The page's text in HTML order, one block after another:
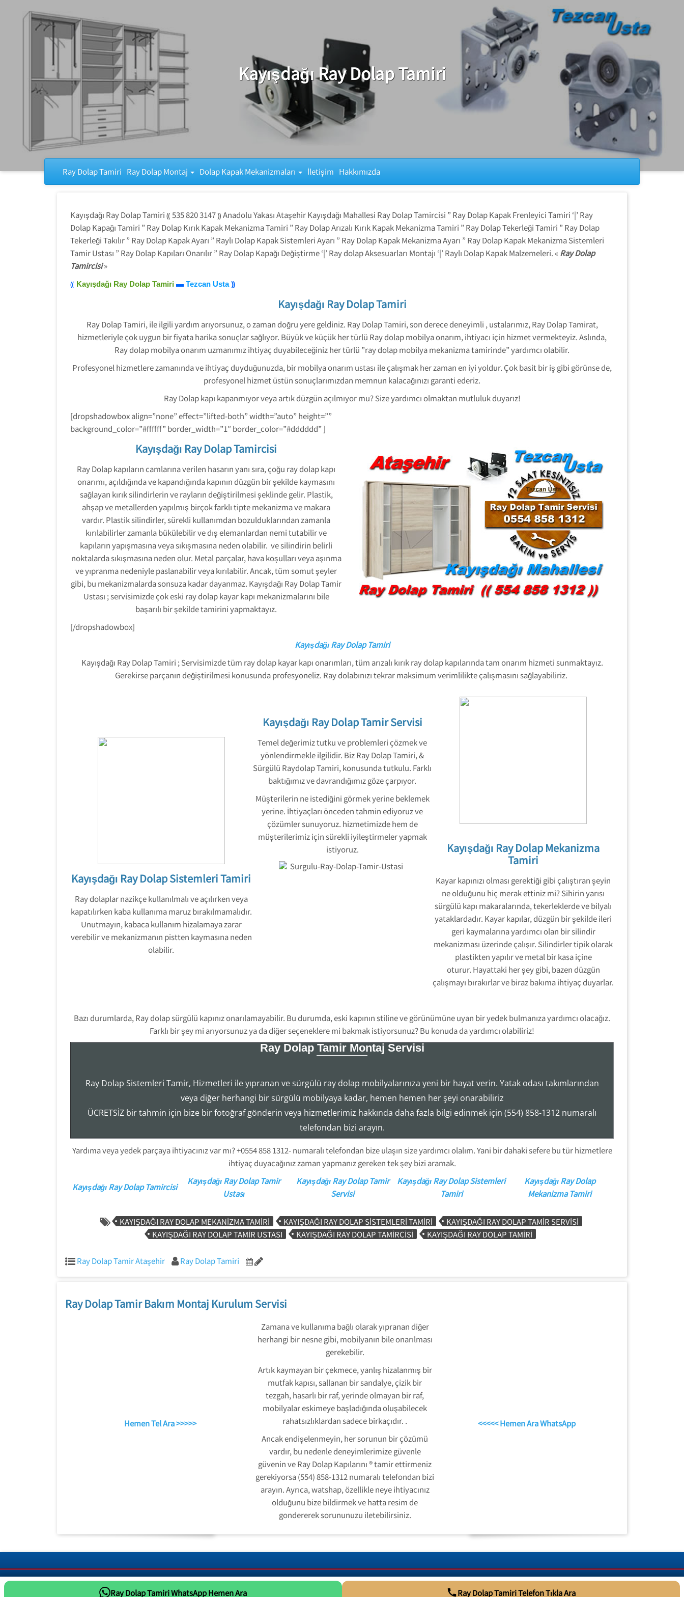
Kayışdağı Ray Dolap Tamiri
Ray Dolap Tamiri Ray Dolap Montaj Dolap Kapak Mekanizmaları İletişim Hakkımızda
Kayışdağı Ray Dolap Tamiri ⸨ 535 820 3147 ⸩ Anadolu Yakası Ataşehir Kayışdağı Mahallesi Ray Dolap Tamircisi ” Ray Dolap Kapak Frenleyici Tamiri ‘|’ Ray
Dolap Kapağı Tamiri ” Ray Dolap Kırık Kapak Mekanizma Tamiri ” Ray Dolap Arızalı Kırık Kapak Mekanizma Tamiri ” Ray Dolap Tekerleği Tamiri ” Ray Dolap
Tekerleği Takılır ” Ray Dolap Kapak Ayarı ” Raylı Dolap Kapak Sistemleri Ayarı ” Ray Dolap Kapak Mekanizma Ayarı ” Ray Dolap Kapak Mekanizma Sistemleri
Tamir Ustası ” Ray Dolap Kapıları Onarılır ” Ray Dolap Kapağı Değiştirme ‘|’ Ray dolap Aksesuarları Montajı ‘|’ Raylı Dolap Kapak Malzemeleri. « Ray Dolap
Tamircisi»
⸨ Kayışdağı Ray Dolap Tamiri ▬ Tezcan Usta⸩
Kayışdağı Ray Dolap Tamiri
Ray Dolap Tamiri, ile ilgili yardım arıyorsunuz, o zaman doğru yere geldiniz. Ray Dolap Tamiri, son derece deneyimli , ustalarımız, Ray Dolap Tamirat,
hizmetleriyle çok uygun bir fiyata harika sonuçlar sağlıyor. Büyük ve küçük her türlü Ray dolap mobilya onarım, ihtiyacı için hizmet vermekteyiz. Aslında,
Ray dolap mobilya onarım uzmanımız ihtiyaç duyabileceğiniz her türlü ”ray dolap mobilya mekanizma tamirinde” yardımcı olabilir.
Profesyonel hizmetlere zamanında ve ihtiyaç duyduğunuzda, bir mobilya onarım ustası ile çalışmak her zaman en iyi yoldur. Çok basit bir iş gibi görünse de,
profesyonel hizmet üstün sonuçlarımızdan memnun kalacağınızı garanti ederiz.
Ray Dolap kapı kapanmıyor veya artık düzgün açılmıyor mu? Size yardımcı olmaktan mutluluk duyarız!
[dropshadowbox align=”none” effect=”lifted-both” width=”auto” height=””
background_color=”#ffffff” border_width=”1″ border_color=”#dddddd” ]
Kayışdağı Ray Dolap Tamircisi
Ray Dolap kapıların camlarına verilen hasarın yanı sıra, çoğu ray dolap kapı
onarımı, açıldığında ve kapandığında kapının düzgün bir şekilde kaymasını
sağlayan kırık silindirlerin ve rayların değiştirilmesi şeklinde gelir. Plastik,
ahşap ve metallerden yapılmış birçok farklı tipte mekanizma ve makara
vardır. Plastik silindirler, sürekli kullanımdan bozulduklarından zamanla
kırılabilirler zamanla bükülebilir ve dış elemanlardan nemi tutabilir ve
kapıların yapışmasına veya sıkışmasına neden olabilir. ve silindirin belirli
noktalarda sıkışmasına neden olur. Metal parçalar, hava koşulları veya aşınma
ve yıpranma nedeniyle paslanabilir veya kırılabilir. Ancak, tüm somut şeyler
gibi, bu mekanizmalarda sonsuza kadar dayanmaz. Kayışdağı Ray Dolap Tamir
Ustası ; servisimizde çok eski ray dolap kayar kapı mekanizmalarını bile
başarılı bir şekilde tamirini yapmaktayız.
[/dropshadowbox]
Kayışdağı Ray Dolap Tamiri
Kayışdağı Ray Dolap Tamiri ; Servisimizde tüm ray dolap kayar kapı onarımları, tüm arızalı kırık ray dolap kapılarında tam onarım hizmeti sunmaktayız.
Gerekirse parçanın değiştirilmesi konusunda profesyoneliz. Ray dolabınızı tekrar maksimum verimlilikte çalışmasını sağlayabiliriz.
Kayışdağı Ray Dolap Sistemleri Tamiri
Ray dolaplar nazikçe kullanılmalı ve açılırken veya
kapatılırken kaba kullanıma maruz bırakılmamalıdır.
Unutmayın, kabaca kullanım hizalamaya zarar
verebilir ve mekanizmanın pistten kaymasına neden
olabilir.
Kayışdağı Ray Dolap Tamir Servisi
Temel değerimiz tutku ve problemleri çözmek ve
yönlendirmekle ilgilidir. Biz Ray Dolap Tamiri, &
Sürgülü Raydolap Tamiri, konusunda tutkulu. Farklı
baktığımız ve davrandığımız göze çarpıyor.
Müşterilerin ne istediğini görmek yerine beklemek
yerine. İhtiyaçları önceden tahmin ediyoruz ve
çözümler sunuyoruz. hizmetimizde hem de
müşterilerimiz için sürekli iyileştirmeler yapmak
istiyoruz.
Kayışdağı Ray Dolap Mekanizma
Tamiri
Kayar kapınızı olması gerektiği gibi çalıştıran şeyin
ne olduğunu hiç merak ettiniz mi? Sihirin yarısı
sürgülü kapı makaralarında, tekerleklerde ve bilyalı
yataklardadır. Kayar kapılar, düzgün bir şekilde ileri
geri kaymalarına yardımcı olan bir silindir
mekanizması üzerinde çalışır. Silindirler tipik olarak
plastikten yapılır ve metal bir kasa içine
oturur. Hayattaki her şey gibi, bazen düzgün
çalışmayı bırakırlar ve biraz bakıma ihtiyaç duyarlar.
Bazı durumlarda, Ray dolap sürgülü kapınız onarılamayabilir. Bu durumda, eski kapının stiline ve görünümüne uyan bir yedek bulmanıza yardımcı olacağız.
Farklı bir şey mi arıyorsunuz ya da diğer seçeneklere mi bakmak istiyorsunuz? Bu konuda da yardımcı olabiliriz!
Ray Dolap Tamir Montaj Servisi
Ray Dolap Sistemleri Tamir, Hizmetleri ile yıpranan ve sürgülü ray dolap mobilyalarınıza yeni bir hayat verin. Yatak odası takımlarından
veya diğer herhangi bir sürgülü mobilyaya kadar, hemen hemen her şeyi onarabiliriz
ÜCRETSİZ bir tahmin için bize bir fotoğraf gönderin veya hizmetlerimiz hakkında daha fazla bilgi edinmek için (554) 858-1312 numaralı
telefondan bizi arayın.
Ray Dolap Mekanizma Sistemleri Tamir Montaj Servisi
Tezcan Usta ((( 554 858 1312 )))
Yardıma veya yedek parçaya ihtiyacınız var mı? +0554 858 1312- numaralı telefondan bize ulaşın size yardımcı olalım. Yani bir dahaki sefere bu tür hizmetlere
ihtiyaç duyacağınız zaman yapmanız gereken tek şey bizi aramak.
Kayışdağı Ray Dolap Tamircisi
Kayışdağı Ray Dolap Tamir
Ustası
Kayışdağı Ray Dolap Tamir
Servisi
Kayışdağı Ray Dolap Sistemleri
Tamiri
Kayışdağı Ray Dolap
Mekanizma Tamiri
KAYIŞDAĞI RAY DOLAP MEKANIZMA TAMIRI KAYIŞDAĞI RAY DOLAP SISTEMLERI TAMIRI
KAYIŞDAĞI RAY DOLAP TAMIR SERVISI
KAYIŞDAĞI RAY DOLAP TAMIR USTASI
KAYIŞDAĞI RAY DOLAP TAMIRCISI KAYIŞDAĞI RAY DOLAP TAMIRI
Ray Dolap Tamir Ataşehir Ray Dolap Tamiri
Ray Dolap Tamir Bakım Montaj Kurulum Servisi
Hemen Tel Ara >>>>>
Zamana ve kullanıma bağlı olarak yıpranan diğer
herhangi bir nesne gibi, mobilyanın bile onarılması
gerekebilir.
Artık kaymayan bir çekmece, yanlış hizalanmış bir
mutfak kapısı, sallanan bir sandalye, çizik bir
tezgah, hasarlı bir raf, yerinde olmayan bir raf,
mobilyalar eskimeye başladığında oluşabilecek
rahatsızlıklardan sadece birkaçıdır. .
Ancak endişelenmeyin, her sorunun bir çözümü
vardır, bu nedenle deneyimlerimize güvenle
güvenin ve Ray Dolap Kapılarını ® tamir ettirmeniz
gerekiyorsa (554) 858-1312 numaralı telefondan bizi
arayın. Ayrıca, watshap, özellikle neye ihtiyacınız
olduğunu bize bildirmek ve hatta resim de
gondererek sorununuzu iletebilirsiniz.
<<<<< Hemen Ara WhatsApp
Ray Dolap Tamiri WhatsApp Hemen Ara Ray Dolap Tamiri Telefon Tıkla Ara
Whatsapp Tıkla Mesaj At Telefon Tıkla Ara